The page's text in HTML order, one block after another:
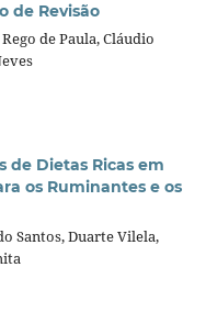
de Revisão
de Paula, Cláudio
de Dietas Ricas em
os Ruminantes e os
Santos, Duarte Vilela,